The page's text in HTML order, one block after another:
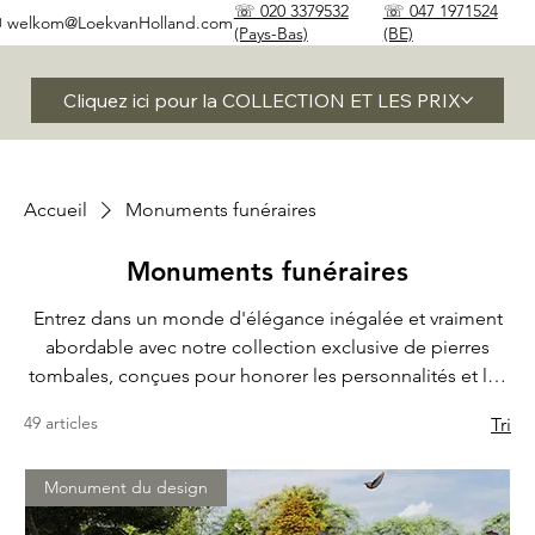
Cliquez ici pour la COLLECTION ET LES PRIX
☏ 020 3379532
(Pays-Bas)
☏ 047 1971524
(BE)
welkom@LoekvanHolland.com
Accueil Monuments funéraires
Monuments funéraires
Entrez dans un monde d'élégance inégalée et vraiment
abordable avec notre collection exclusive de pierres
tombales, conçues pour honorer les personnalités et les
Laissez-vous inspirer par la beauté intemporelle et la
l'hommage parfait à un être cher qui restera à jamais
dans votre cœur.
49 articles Tri
Monument du design